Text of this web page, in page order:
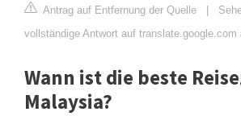
Antrag auf Entfernung der Quelle
vollständige Antwort auf translate.google.com
Wann ist die beste
Malaysia?